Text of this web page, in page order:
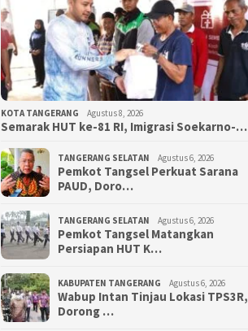
KOTA TANGERANG Agustus 8, 2026
Semarak HUT ke-81 RI, Imigrasi Soekarno-…
TANGERANG SELATAN Agustus 6, 2026
Pemkot Tangsel Perkuat Sarana
PAUD, Doro…
TANGERANG SELATAN Agustus 6, 2026
Pemkot Tangsel Matangkan
Persiapan HUT K…
KABUPATEN TANGERANG Agustus 6, 2026
Wabup Intan Tinjau Lokasi TPS3R,
Dorong …